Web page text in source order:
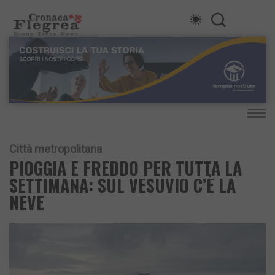
Città metropolitana
PIOGGIA E FREDDO PER TUTTA LA
SETTIMANA: SUL VESUVIO C’È LA
NEVE